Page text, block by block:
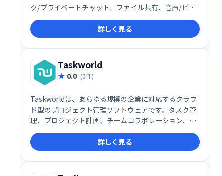
ク/プライベートチャット、ファイル共有、音声/ビデ
オ会議などを提供し、GitHubやJiraなどとの統合も可
能です。カジュアルなチャットから本格的なコラボレ
ーションまで、あらゆるニーズに対応します。
詳しく見る
Taskworld
0.0 (0件)
Taskworldは、あらゆる規模の企業に対応するクラウ
ド型のプロジェクト管理ソフトウェアです。タスク管
理、プロジェクト計画、チームコラボレーション、進
捗レポート機能を提供し、iOS/Androidアプリにも対
応。スムーズなプロジェクト遂行とチームワークの向
上を実現します。
詳しく見る